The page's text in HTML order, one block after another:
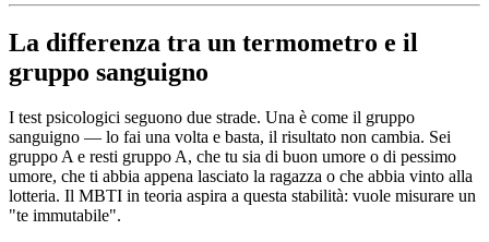
La differenza tra un termometro e il
gruppo sanguigno
I test psicologici seguono due strade. Una è come il gruppo
sanguigno — lo fai una volta e basta, il risultato non cambia. Sei
gruppo A e resti gruppo A, che tu sia di buon umore o di pessimo
umore, che ti abbia appena lasciato la ragazza o che abbia vinto alla
lotteria. Il MBTI in teoria aspira a questa stabilità: vuole misurare un
"te immutabile".